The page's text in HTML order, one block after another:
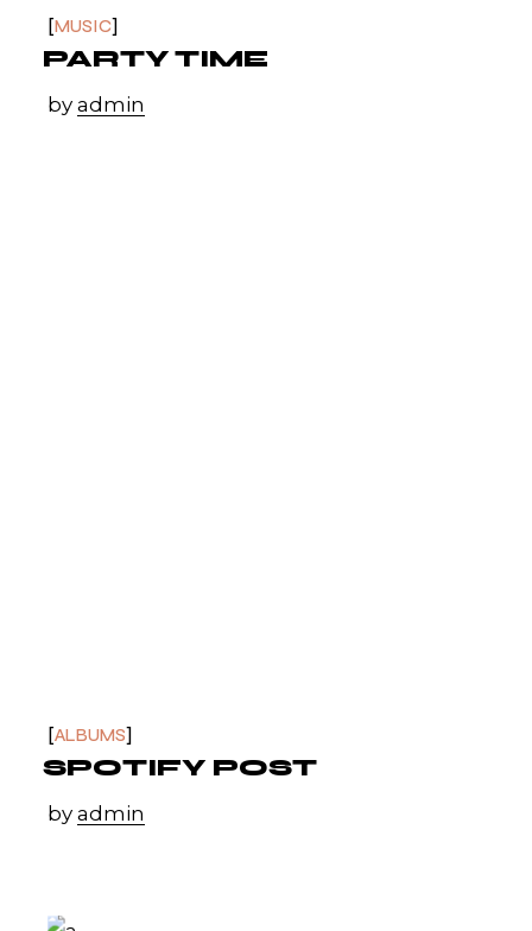
MUSIC
PARTY TIME
byadmin
ALBUMS
SPOTIFY POST
byadmin